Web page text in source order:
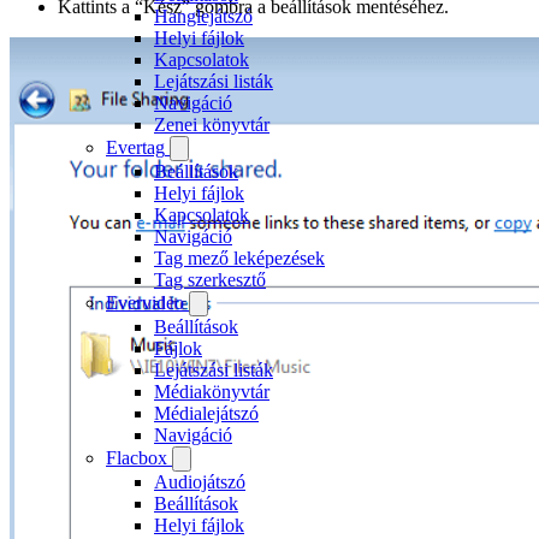
Hanglejátszó
Helyi fájlok
Kapcsolatok
Lejátszási listák
Navigáció
Zenei könyvtár
Evertag
Beállítások
Helyi fájlok
Kapcsolatok
Navigáció
Tag mező leképezések
Tag szerkesztő
Evervideo
Beállítások
Fájlok
Lejátszási listák
Médiakönyvtár
Médialejátszó
Navigáció
Flacbox
Audiojátszó
Beállítások
Helyi fájlok
Kattints a “Kész” gombra a beállítások mentéséhez.